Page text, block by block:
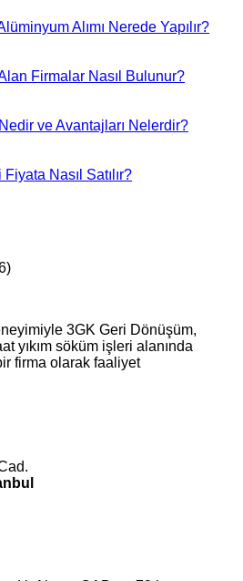
Alımı Nerede Yapılır?
Firmalar Nasıl Bulunur?
ve Avantajları Nelerdir?
Nasıl Satılır?
3GK Geri Dönüşüm,
yıkım söküm işleri alanında
firma olarak faaliyet